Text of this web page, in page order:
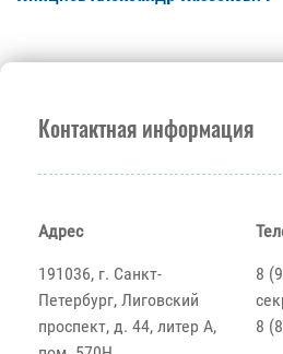
Контактная информация
Адрес
191036, г. Санкт-
Петербург, Лиговский
проспект, д. 44, литер А,
8
8